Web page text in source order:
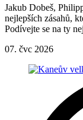
Jakub Dobeš,
nejlepších zásahů,
Podívejte se na ty
07. čvc 2026